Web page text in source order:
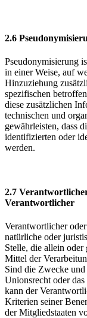
2.6
Pseudonymisierung
in einer Weise, auf
Hinzuziehung
spezifischen
diese zusätzlichen
technischen und
gewährleisten, dass
identifizierten oder
werden.
2.7
Verantwortlicher
Verantwortlicher
natürliche oder
Stelle, die allein oder
Mittel der
Sind die Zwecke
Unionsrecht oder
kann der
Kriterien seiner
der Mitgliedstaaten